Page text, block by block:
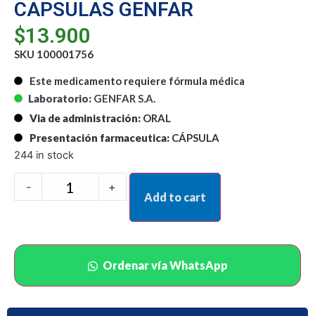
CAPSULAS GENFAR
$13.900
SKU 100001756
Este medicamento requiere fórmula médica
Laboratorio: GENFAR S.A.
Via de administración: ORAL
Presentación farmaceutica: CÁPSULA
244 in stock
- +
Add to cart
Ordenar vía WhatsApp